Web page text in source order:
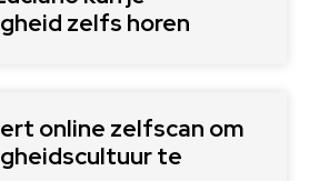
zelfs horen
online zelfscan om
te